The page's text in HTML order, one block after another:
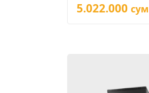
5.022.000 сум